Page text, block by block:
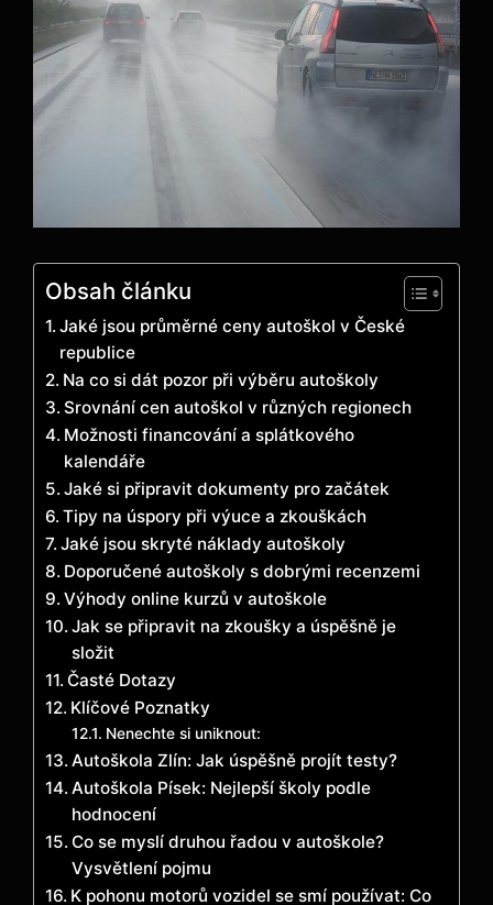
Obsah článku
Jaké jsou průměrné ceny autoškol v České
republice
Na co si dát pozor při výběru autoškoly
Srovnání cen autoškol v různých regionech
Možnosti financování a splátkového
kalendáře
Jaké si připravit dokumenty pro začátek
Tipy na úspory při výuce a zkouškách
Jaké jsou skryté náklady autoškoly
Doporučené autoškoly s dobrými recenzemi
Výhody online kurzů v autoškole
Jak se připravit na zkoušky a úspěšně je
složit
Časté Dotazy
Klíčové Poznatky
Nenechte si uniknout:
Autoškola Zlín: Jak úspěšně projít testy?
Autoškola Písek: Nejlepší školy podle
hodnocení
Co se myslí druhou řadou v autoškole?
Vysvětlení pojmu
K pohonu motorů vozidel se smí používat: Co